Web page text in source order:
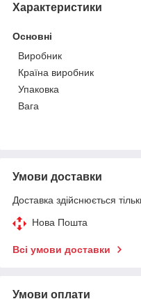
Характеристики
Основні
Виробник
Країна виробник
Упаковка
Вага
Умови доставки
Доставка здійснюється
Нова Пошта
Всі умови доставки
Умови оплати